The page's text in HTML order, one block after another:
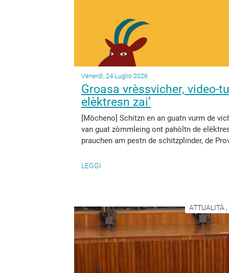
Venerdì, 24 Luglio 2026
Groasa vrèssvicher, video-
elèktresn zai’
[Mòcheno] Schitzn en an guatn vurm de
van guat zòmmleing ont pahòltn de
prauchen am pestn de schitzplinder, de
LEGGI
ATTUALITÀ